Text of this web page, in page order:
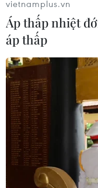
Điện Kremlin
thỏa thuận về
17/06/2021 11:37
Tại hội nghị
ông Biden đã đưa
vietnamplus.vn
Áp thấp nhiệt
áp thấp